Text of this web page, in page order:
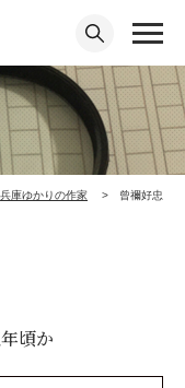
兵庫ゆかりの作家 曾禰好忠
頃か